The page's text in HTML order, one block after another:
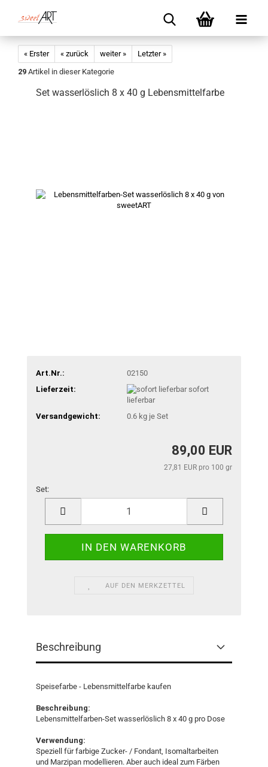
« Erster « zurück weiter »
Letzter »
29 Artikel in dieser Kategorie
Set wasserlöslich 8 x 40 g Lebensmittelfarbe
Art.Nr.:
02150
Lieferzeit:
sofort
lieferbar
Versandgewicht:
0.6kg je Set
89,00 EUR
27,81 EUR pro 100 gr
Set:
AUF DEN MERKZETTEL
Beschreibung
Speisefarbe - Lebensmittelfarbe kaufen
Beschreibung:
Lebensmittelfarben-Set wasserlöslich 8 x 40 g pro Dose
Verwendung:
Speziell für farbige Zucker- / Fondant, Isomaltarbeiten
und Marzipan modellieren. Aber auch ideal zum Färben